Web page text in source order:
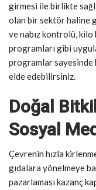
girmesi ile birlikte
olan bir sektör haline
ve nabız kontrolü,
programları gibi
programlar
elde edebilirsiniz.
Doğal
Sosyal
Çevrenin hızla
gıdalara yönelmeye
pazarlaması kazanç